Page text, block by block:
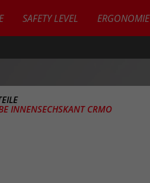
SAFETY LEVEL ERGONOMIE
INNENSECHSKANT CRMO